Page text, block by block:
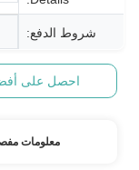
شروط الدفع:
احصل على
معلومات